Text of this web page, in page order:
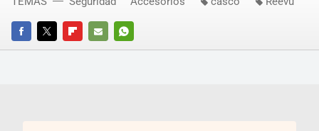
FACEBOOKTWITTERFLIPBOARD
E-
WHATSAPP